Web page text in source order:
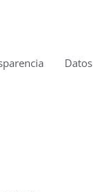
Datos